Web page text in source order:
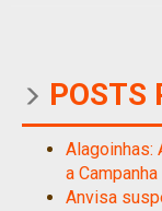
POSTS
Alagoinhas:
a
Anvisa